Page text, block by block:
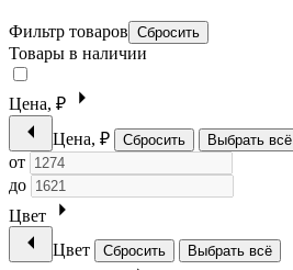
Фильтр товаров Сбросить
Товары в наличии
Цена, ₽
Цена, ₽
Сбросить Выбрать всё
от
до
Цвет
Цвет
Сбросить Выбрать всё